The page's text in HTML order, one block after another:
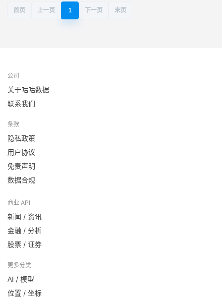
首页 上一页 1 下一页 末页
公司
关于咕咕数据
联系我们
条款
隐私政策
用户协议
免责声明
数据合规
商业 API
新闻 / 资讯
金融 / 分析
股票 / 证券
更多分类
AI / 模型
位置 / 坐标